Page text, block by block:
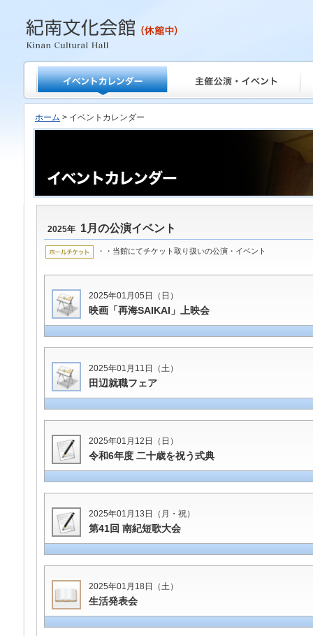
紀南文化会館
ホーム > イベントカレンダー
2025年 1月の公演イベント
・・当館にてチケット取り扱いの公演・イベント
2025年01月05日（日）
映画「再海SAIKAI」上映会
2025年01月11日（土）
田辺就職フェア
2025年01月12日（日）
令和6年度 二十歳を祝う式典
2025年01月13日（月・祝）
第41回 南紀短歌大会
2025年01月18日（土）
生活発表会